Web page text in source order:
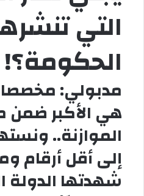
التي
الحكومة؟!
مدبولي:
هي الأكبر
الموازنة..
إلى أقل أرقام
شهدتها الدولة